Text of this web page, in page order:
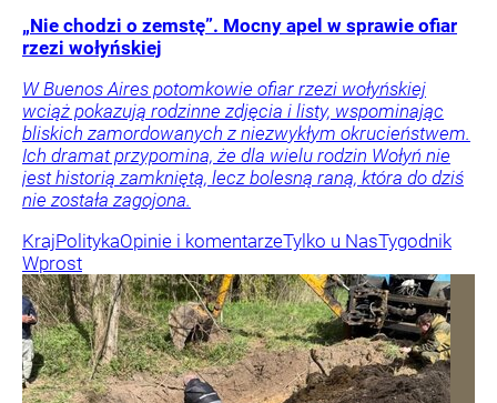
„Nie chodzi o zemstę”. Mocny apel w sprawie ofiar
rzezi wołyńskiej
W Buenos Aires potomkowie ofiar rzezi wołyńskiej
wciąż pokazują rodzinne zdjęcia i listy, wspominając
bliskich zamordowanych z niezwykłym okrucieństwem.
Ich dramat przypomina, że dla wielu rodzin Wołyń nie
jest historią zamkniętą, lecz bolesną raną, która do dziś
nie została zagojona.
KrajPolitykaOpinie i komentarzeTylko u NasTygodnik
Wprost